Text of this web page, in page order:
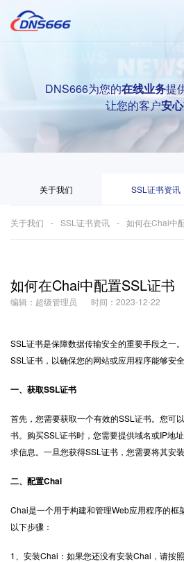
DNS666为您的在线业务提
让您的客户安
关于我们 SSL证书资讯
关于我们 SSL证书资讯 如何在Chai中
如何在Chai中配置SSL证书
编辑：超级管理员 时间：2023-12-22
SSL证书是保障数据传输安全的重要手段之一
SSL证书，以确保您的网站或应用程序能够安全
一、获取SSL证书
首先，您需要获取一个有效的SSL证书。您可
书。购买SSL证书时，您需要提供域名或IP地
求信息。一旦您获得SSL证书，您需要将其安装
二、配置Chai
Chai是一个用于构建和管理Web应用程序的框
以下步骤：
1、安装Chai：如果您还没有安装Chai，请按